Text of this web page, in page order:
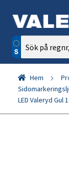
Sök
efter:
Hem
LED Valeryd Gul